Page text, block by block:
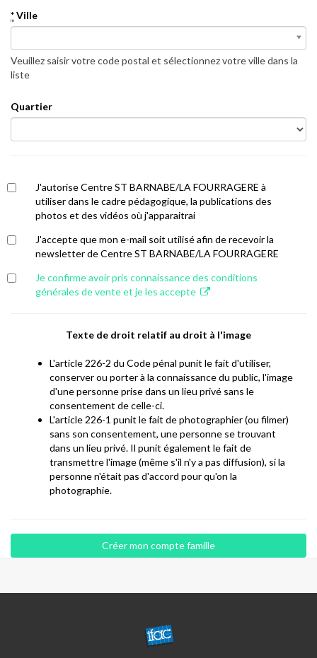
*Ville
Ville
Veuillez saisir votre code postal et sélectionnez votre ville dans la
liste
Quartier
J'autorise Centre ST BARNABE/LA FOURRAGERE à
utiliser dans le cadre pédagogique, la publications des
photos et des vidéos où j'apparaitrai
J'accepte que mon e-mail soit utilisé afin de recevoir la
newsletter de Centre ST BARNABE/LA FOURRAGERE
Je confirme avoir pris connaissance des conditions
générales de vente et je les accepte
Texte de droit relatif au droit à l'image
L'article 226-2 du Code pénal punit le fait d'utiliser,
conserver ou porter à la connaissance du public, l'image
d'une personne prise dans un lieu privé sans le
consentement de celle-ci.
L'article 226-1 punit le fait de photographier (ou filmer)
sans son consentement, une personne se trouvant
dans un lieu privé. Il punit également le fait de
transmettre l'image (même s'il n'y a pas diffusion), si la
personne n'était pas d'accord pour qu'on la
photographie.
CENTRE
ST